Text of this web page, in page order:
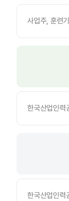
사업주, 훈련
한국산업인력
한국산업인력